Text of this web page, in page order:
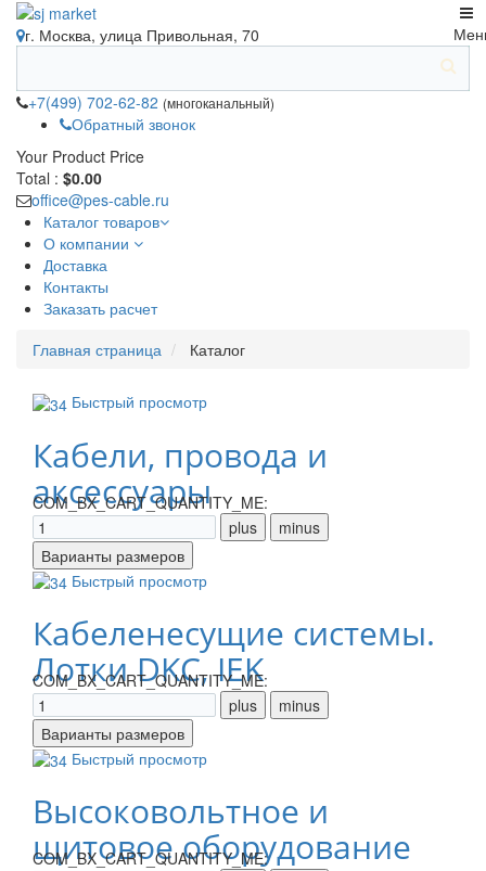
г. Москва, улица Привольная, 70
+7(499) 702-62-82 (многоканальный)
Обратный звонок
Your Product Price
Total : $0.00
office@pes-cable.ru
Каталог товаров
О компании
Доставка
Контакты
Заказать расчет
Главная страница Каталог
Быстрый просмотр
Кабели, провода и
аксессуары
COM_BX_CART_QUANTITY_ME:
Быстрый просмотр
Кабеленесущие системы.
Лотки DKC, IEK
COM_BX_CART_QUANTITY_ME:
Быстрый просмотр
Высоковольтное и
щитовое оборудование
COM_BX_CART_QUANTITY_ME: